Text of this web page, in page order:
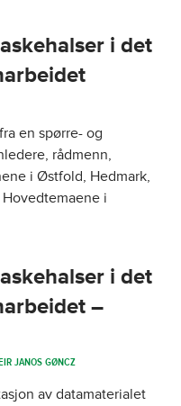
i det
en spørre- og
rådmenn,
i Østfold, Hedmark,
i
i det
–
JANOS GØNCZ
av datamaterialet